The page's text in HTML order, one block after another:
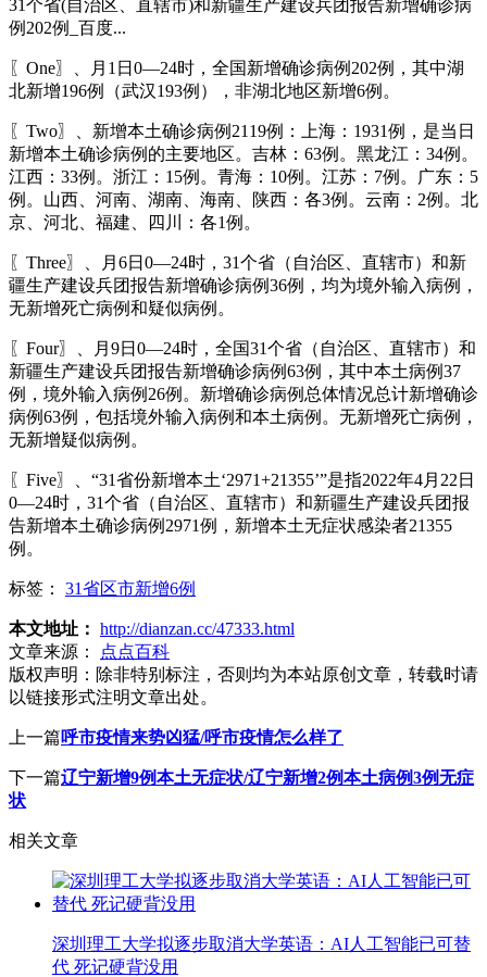
31个省(自治区、直辖市)和新疆生产建设兵团报告新增确诊病
例202例_百度...
〖One〗、月1日0—24时，全国新增确诊病例202例，其中湖
北新增196例（武汉193例），非湖北地区新增6例。
〖Two〗、新增本土确诊病例2119例：上海：1931例，是当日
新增本土确诊病例的主要地区。吉林：63例。黑龙江：34例。
江西：33例。浙江：15例。青海：10例。江苏：7例。广东：5
例。山西、河南、湖南、海南、陕西：各3例。云南：2例。北
京、河北、福建、四川：各1例。
〖Three〗、月6日0—24时，31个省（自治区、直辖市）和新
疆生产建设兵团报告新增确诊病例36例，均为境外输入病例，
无新增死亡病例和疑似病例。
〖Four〗、月9日0—24时，全国31个省（自治区、直辖市）和
新疆生产建设兵团报告新增确诊病例63例，其中本土病例37
例，境外输入病例26例。新增确诊病例总体情况总计新增确诊
病例63例，包括境外输入病例和本土病例。无新增死亡病例，
无新增疑似病例。
〖Five〗、“31省份新增本土‘2971+21355’”是指2022年4月22日
0—24时，31个省（自治区、直辖市）和新疆生产建设兵团报
告新增本土确诊病例2971例，新增本土无症状感染者21355
例。
标签： 31省区市新增6例
本文地址： http://dianzan.cc/47333.html
文章来源：
点点百科
版权声明： 除非特别标注，否则均为本站原创文章，转载时请
以链接形式注明文章出处。
上一篇呼市疫情来势凶猛/呼市疫情怎么样了
下一篇辽宁新增9例本土无症状/辽宁新增2例本土病例3例无症
状
相关文章
深圳理工大学拟逐步取消大学英语：AI人工智能已可替
代 死记硬背没用